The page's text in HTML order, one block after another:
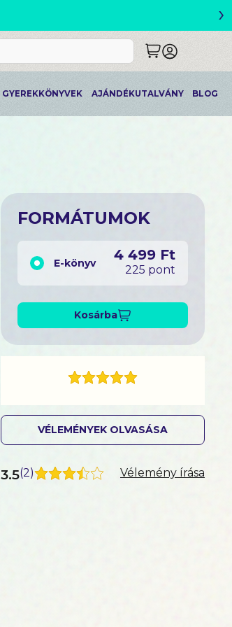
›
GYEREKKÖNYVEK AJÁNDÉKUTALVÁNY BLOG
FORMÁTUMOK
E-könyv 4 499 Ft
225 pont
Kosárba
VÉLEMÉNYEK OLVASÁSA
3.5(2) Vélemény írása